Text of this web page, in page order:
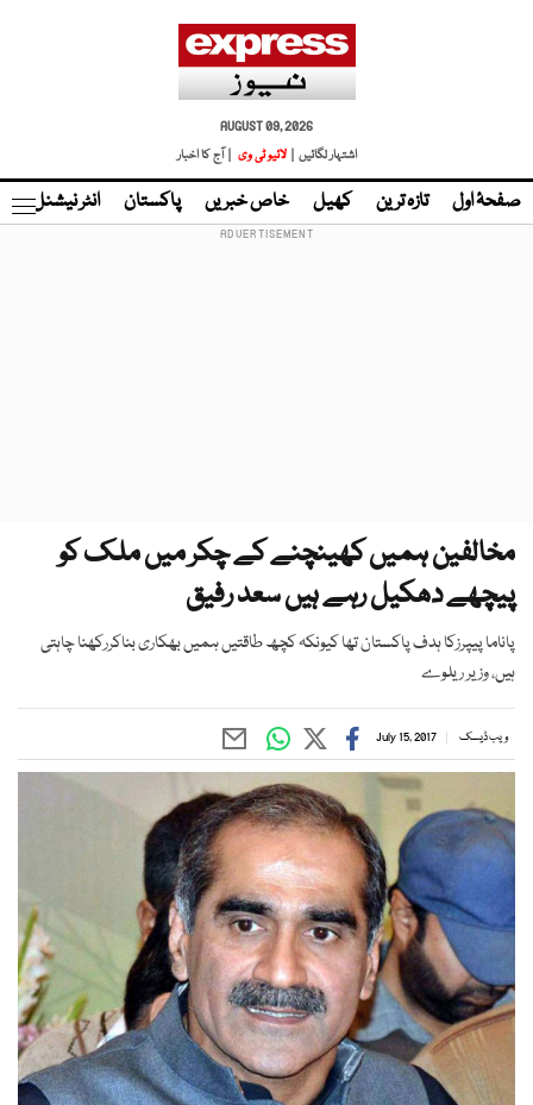
AUGUST 09, 2026
اشتہار لگائیں |
لائیو ٹی وی | آج کا اخبار
صفحۂ اول تازہ ترین کھیل خاص خبریں پاکستان انٹر نیشنل
مخالفین ہمیں کھینچنے کے چکر میں ملک کو
پیچھے دھکیل رہے ہیں سعد رفیق
پاناما پیپرزکا ہدف پاکستان تھا کیونکہ کچھ طاقتیں ہمیں بھکاری بناکررکھنا چاہتی
ہیں، وزیر ریلوے
ویب ڈیسک July 15, 2017